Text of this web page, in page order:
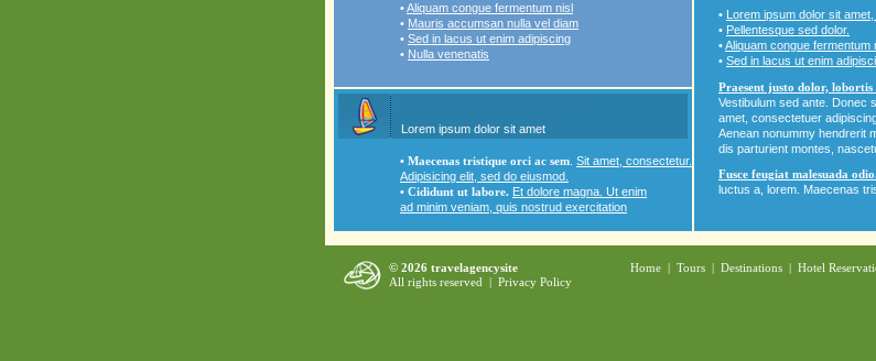
•Aliquam congue fermentum nisl
• Mauris accumsan nulla vel diam
• Sed in lacus ut enim adipiscing
• Nulla venenatis
Lorem ipsum dolor sit amet
• Maecenas tristique orci ac sem Sit amet, consectetur.
Adipisicing elit, sed do eiusmod.
• Cididunt ut labore. Et dolore magna. Ut enim
ad minim veniam, quis nostrud exercitation
• Lorem ipsum dolor sit
• Pellentesque sed dolor.
•Aliquam congue fermentum
• Sed in lacus ut enim
Praesent justo dolor,
Vestibulum sed ante. Donec
amet, consectetuer
Aenean nonummy hendrerit
dis parturient montes,
Fusce feugiat malesuada
luctus a, lorem. Maecenas
© 2026 travelagencysite
All rights reserved | Privacy Policy
Home | Tours | Destinations | Hotel